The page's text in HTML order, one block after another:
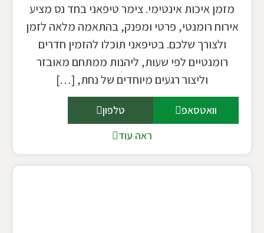
מזמן איכות אינטימי. צימר טיפאני בחד נס מציע
אירוח רומנטי, פרטי ומפנק, בהתאמה מלאה לזמן
ולצורך שלכם. בטיפאני תוכלו להזמין חדרים
רומנטיים לפי שעות, ליהנות ממתחם מאובזר
וליצור רגעים מיוחדים של נחת, […]
וואטסאפ
טלפון
ראה עוד